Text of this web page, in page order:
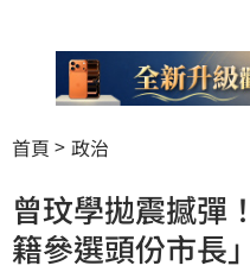
首頁 政治
曾玟學拋震撼彈
籍參選頭份市長